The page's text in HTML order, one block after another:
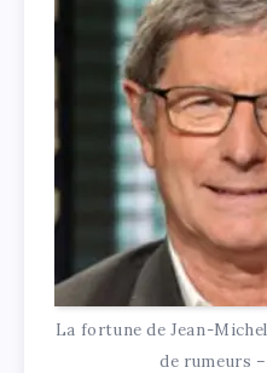
La fortune de Jean-
de rumeurs